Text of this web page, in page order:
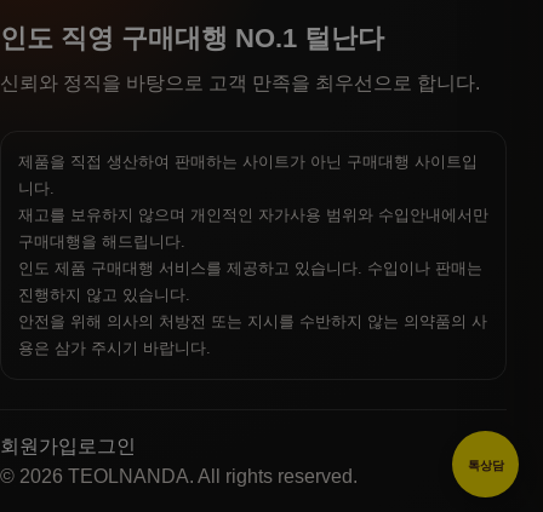
톡상담
인도 직영 구매대행 NO.1 털난다
신뢰와 정직을 바탕으로 고객 만족을 최우선으로 합니다.
제품을 직접 생산하여 판매하는 사이트가 아닌 구매대행 사이트입
니다.
재고를 보유하지 않으며 개인적인 자가사용 범위와 수입안내에서만
구매대행을 해드립니다.
인도 제품 구매대행 서비스를 제공하고 있습니다. 수입이나 판매는
진행하지 않고 있습니다.
안전을 위해 의사의 처방전 또는 지시를 수반하지 않는 의약품의 사
용은 삼가 주시기 바랍니다.
회원가입 로그인
© 2026 TEOLNANDA. All rights reserved.